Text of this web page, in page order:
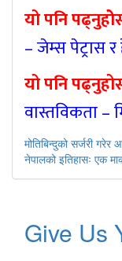
यो पनि
– जेम्स पेट्रास
यो पनि
वास्तविकता
पछिल्लाे
-
मोतिबिन्दुको सर्जरी
अघिल्लाे
नेपालको इतिहासः एक
Give Us